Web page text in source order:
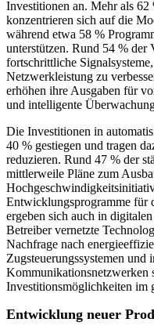
Investitionen an. Mehr als
konzentrieren sich auf die
während etwa 58 %
unterstützen. Rund 54 % der
fortschrittliche
Netzwerkleistung zu
erhöhen ihre Ausgaben für
und intelligente
Die Investitionen in
40 % gestiegen und tragen
reduzieren. Rund 47 % der
mittlerweile Pläne zum
Entwicklungsprogramme für
ergeben sich auch in
Betreiber vernetzte
Nachfrage nach
Zugsteuerungssystemen und
Kommunikationsnetzwerken
Investitionsmöglichkeiten im
Entwicklung neuer